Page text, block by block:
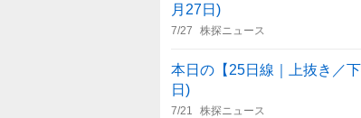
月27日)
7/27 株探ニュース
本日の【25日線｜上抜き
日)
7/21 株探ニュース